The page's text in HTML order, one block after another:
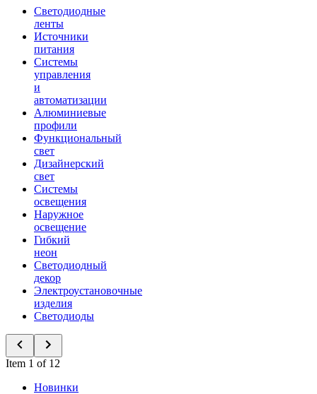
Светодиодные
ленты
Источники
питания
Системы
управления
и
автоматизации
Алюминиевые
профили
Функциональный
свет
Дизайнерский
свет
Системы
освещения
Наружное
освещение
Гибкий
неон
Светодиодный
декор
Электроустановочные
изделия
Светодиоды
Item 1 of 12
Новинки